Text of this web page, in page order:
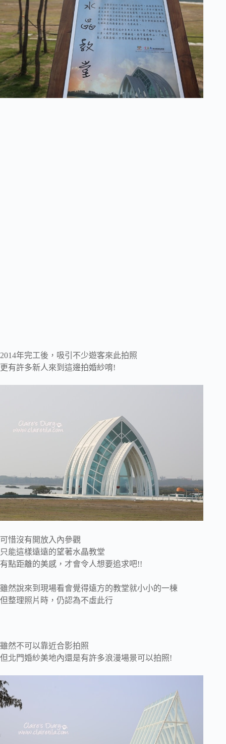
2014年完工後，吸引不少遊客來此拍照
更有許多新人來到這邊拍婚紗唷!
可惜沒有開放入內參觀
只能這樣遠遠的望著水晶教堂
有點距離的美感，才會令人想要追求吧!!
雖然說來到現場看會覺得遠方的教堂就小小的一棟
但整理照片時，仍認為不虛此行
雖然不可以靠近合影拍照
但北門婚紗美地內還是有許多浪漫場景可以拍照!